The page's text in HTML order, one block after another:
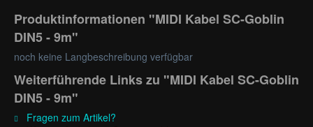
Produktinformationen "MIDI Kabel SC-Goblin
DIN5 - 9m"
noch keine Langbeschreibung verfügbar
Weiterführende Links zu "MIDI Kabel SC-Goblin
DIN5 - 9m"
Fragen zum Artikel?